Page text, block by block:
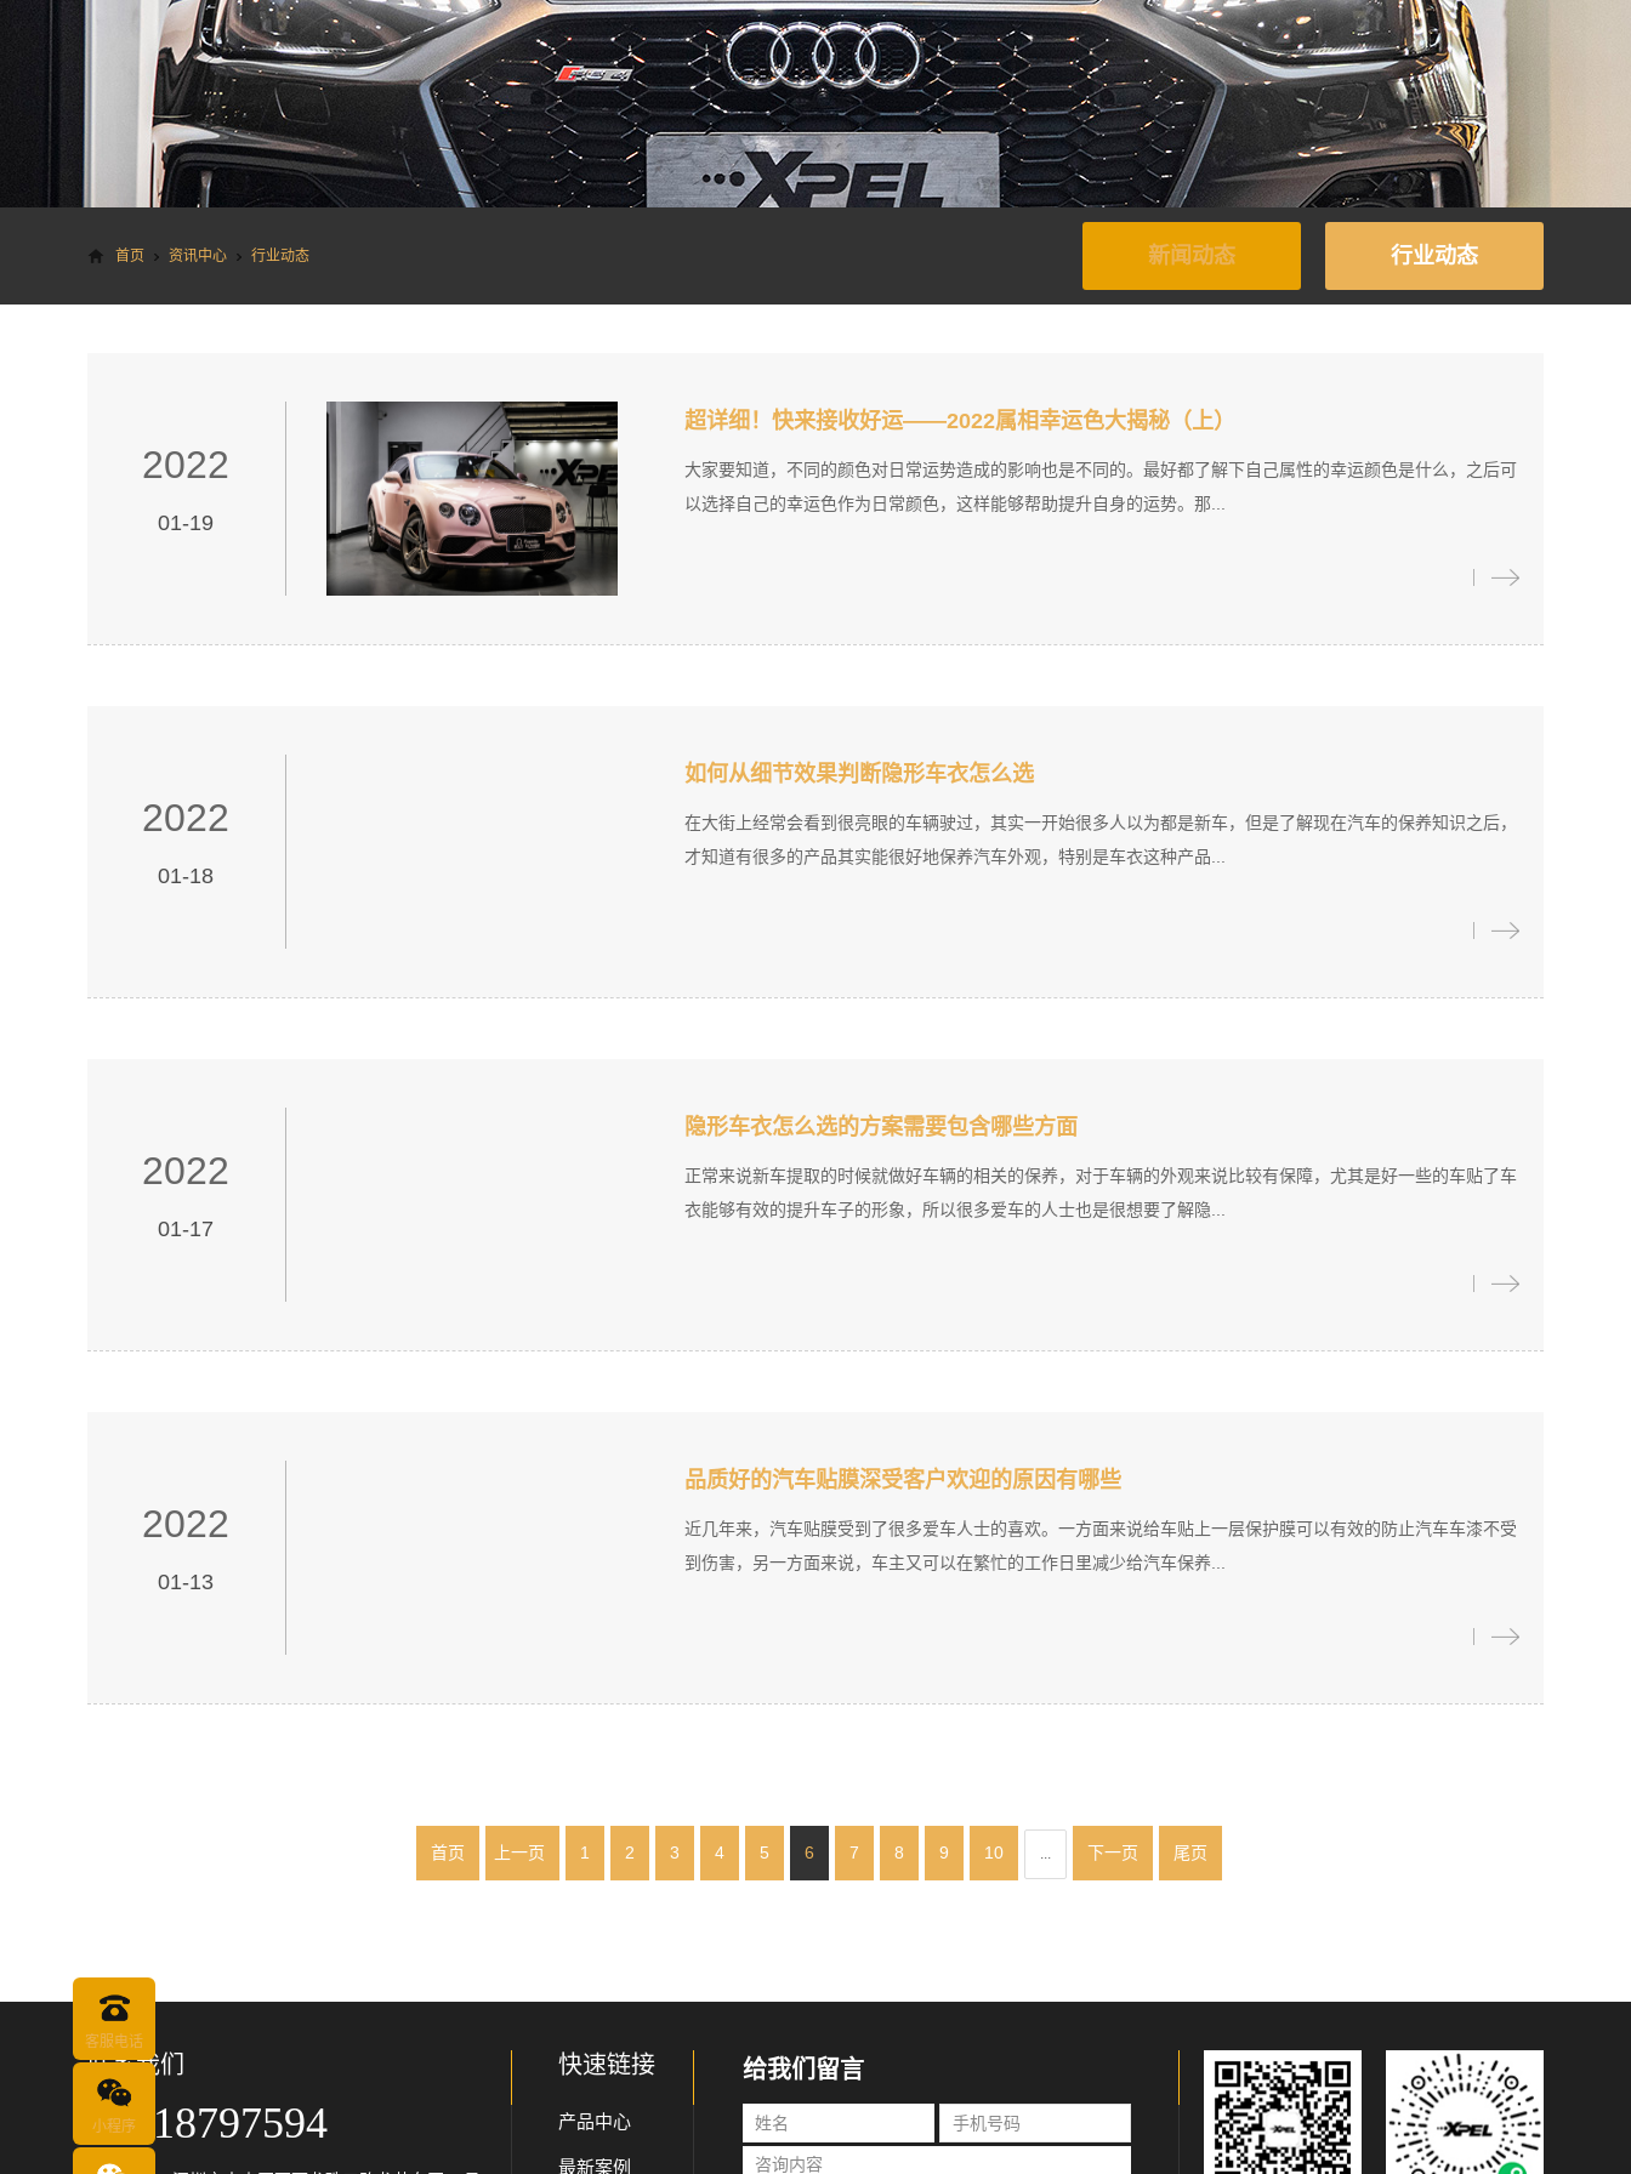
首页 资讯中心 行业动态 新闻动态 行业动态
2022
01-19
超详细！快来接收好运——2022属相幸运色大揭秘（上）
大家要知道，不同的颜色对日常运势造成的影响也是不同的。最好都了解下自己属性的幸运颜色是什么，之后可
以选择自己的幸运色作为日常颜色，这样能够帮助提升自身的运势。那...
2022
01-18
如何从细节效果判断隐形车衣怎么选
在大街上经常会看到很亮眼的车辆驶过，其实一开始很多人以为都是新车，但是了解现在汽车的保养知识之后，
才知道有很多的产品其实能很好地保养汽车外观，特别是车衣这种产品...
2022
01-17
隐形车衣怎么选的方案需要包含哪些方面
正常来说新车提取的时候就做好车辆的相关的保养，对于车辆的外观来说比较有保障，尤其是好一些的车贴了车
衣能够有效的提升车子的形象，所以很多爱车的人士也是很想要了解隐...
2022
01-13
品质好的汽车贴膜深受客户欢迎的原因有哪些
近几年来，汽车贴膜受到了很多爱车人士的喜欢。一方面来说给车贴上一层保护膜可以有效的防止汽车车漆不受
到伤害，另一方面来说，车主又可以在繁忙的工作日里减少给汽车保养...
首页 上一页 1 2 3 4 5 6 7 8 9 10 ... 下一页 尾页
联系我们
18018797594
快速链接
产品中心
最新案例
给我们留言
客服电话
小程序